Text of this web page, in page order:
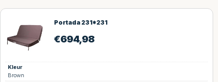
Portada 231*231
€694,98
Kleur
Brown